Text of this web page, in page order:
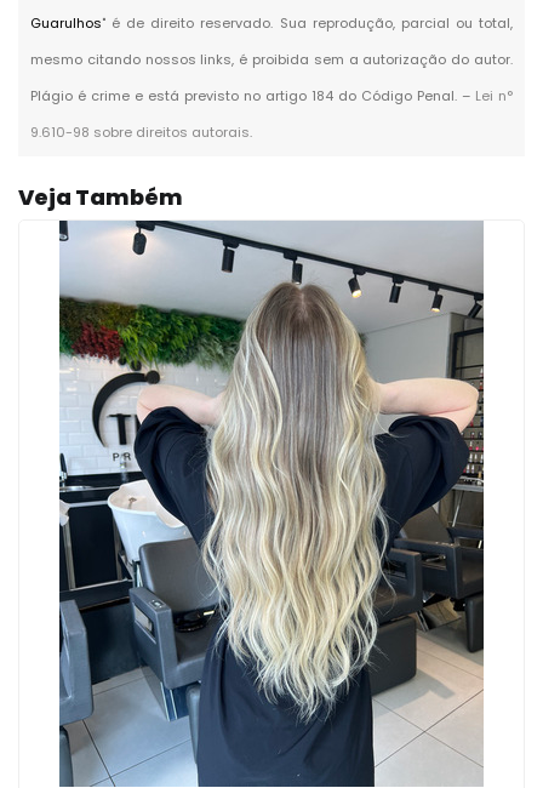
Guarulhos" é de direito reservado. Sua reprodução, parcial ou total,
mesmo citando nossos links, é proibida sem a autorização do autor.
Plágio é crime e está previsto no artigo 184 do Código Penal. – Lei n°
9.610-98 sobre direitos autorais.
Veja Também